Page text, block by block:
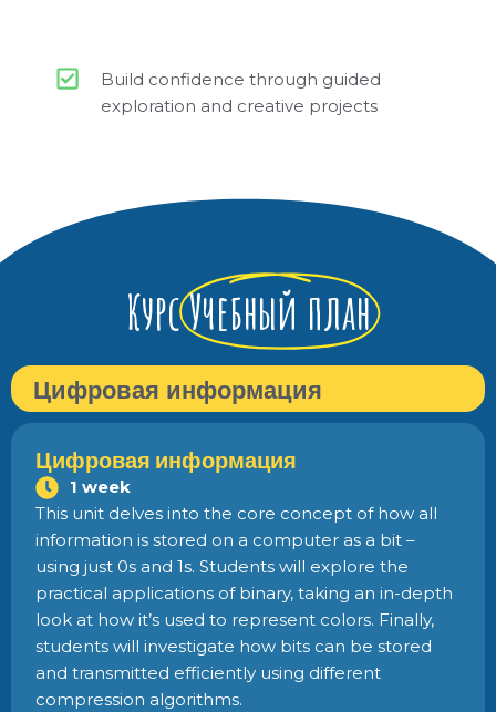
Build confidence through guided
exploration and creative projects
КурсУчебный план
Цифровая информация
Цифровая информация
1 week
This unit delves into the core concept of how all
information is stored on a computer as a bit –
using just 0s and 1s. Students will explore the
practical applications of binary, taking an in-depth
look at how it’s used to represent colors. Finally,
students will investigate how bits can be stored
and transmitted efficiently using different
compression algorithms.